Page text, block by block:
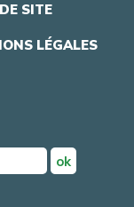
SITE
LÉGALES